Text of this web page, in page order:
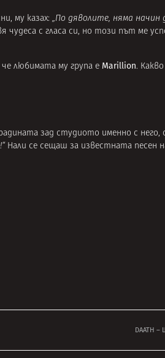
му казах: „По дяволите, няма начин
чудеса с гласа си, но този път ме
любимата му група е Marillion.
зад студиото именно с
Нали се сещаш за известната песен
DAATH